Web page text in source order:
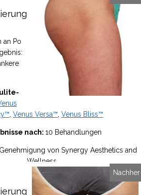
an Po
, Venus Versa™, Venus Bliss™
nach: 10 Behandlungen
von Synergy Aesthetics and
Wellness
Nachher